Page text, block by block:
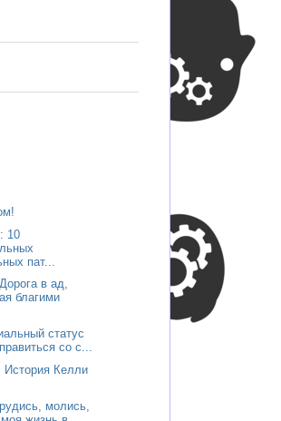
10
пат...
в ад,
благими
статус
со с...
История Келли
молись,